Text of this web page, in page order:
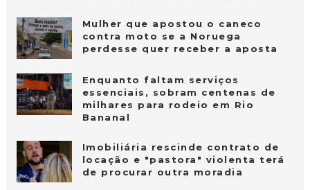
Mulher que apostou o caneco
contra moto se a Noruega
perdesse quer receber a aposta
Enquanto faltam serviços
essenciais, sobram centenas de
milhares para rodeio em Rio
Bananal
Imobiliária rescinde contrato de
locação e "pastora" violenta terá
de procurar outra moradia